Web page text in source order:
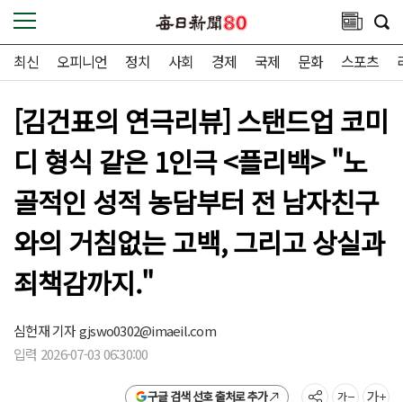
최신 오피니언 정치 사회 경제 국제 문화 스포츠
[김건표의 연극리뷰] 스탠드업 코미
디 형식 같은 1인극 <플리백> "노
골적인 성적 농담부터 전 남자친구
와의 거침없는 고백, 그리고 상실과
죄책감까지."
심헌재 기자gjswo0302@imaeil.com
입력 2026-07-03 06:30:00
구글 검색 선호 출처로 추가